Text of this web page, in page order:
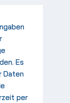
Es
Daten
per